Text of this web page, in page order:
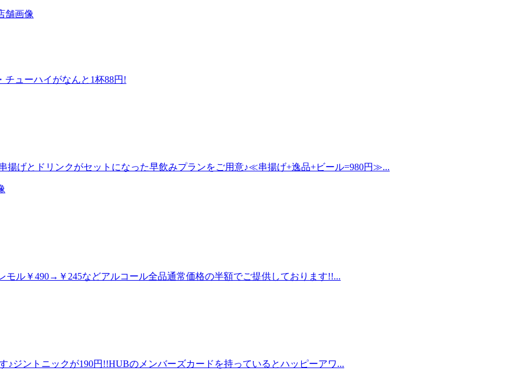
チューハイがなんと1杯88円!
揚げとドリンクがセットになった早飲みプランをご用意♪≪串揚げ+逸品+ビール=980円≫...
ル￥490→￥245などアルコール全品通常価格の半額でご提供しております!!...
♪ジントニックが190円!!HUBのメンバーズカードを持っているとハッピーアワ...